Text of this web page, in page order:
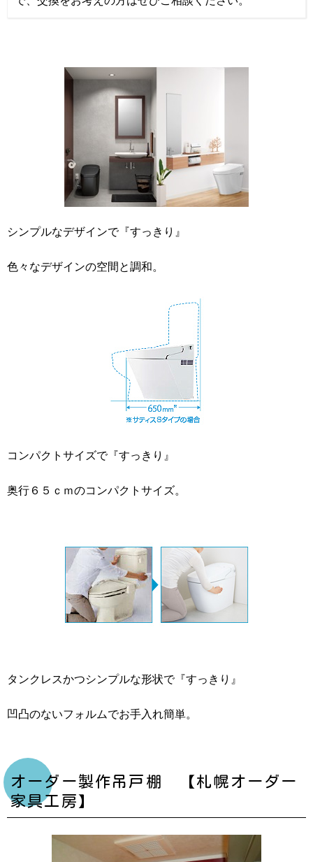
シンプルなデザインで『すっきり』
色々なデザインの空間と調和。
コンパクトサイズで『すっきり』
奥行６５ｃｍのコンパクトサイズ。
タンクレスかつシンプルな形状で『すっきり』
凹凸のないフォルムでお手入れ簡単。
オーダー製作吊戸棚 【札幌オーダー
家具工房】